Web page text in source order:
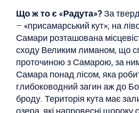
Що ж то є «Радута»?За
– «присамарський кут»; на
Самари розташована
сходу Великим лиманом, що
проточиною з Самарою, за ним
Самара понад лісом, яка
глибоководний загин аж до
броду. Територія кута має
озера, які напровесні щороку